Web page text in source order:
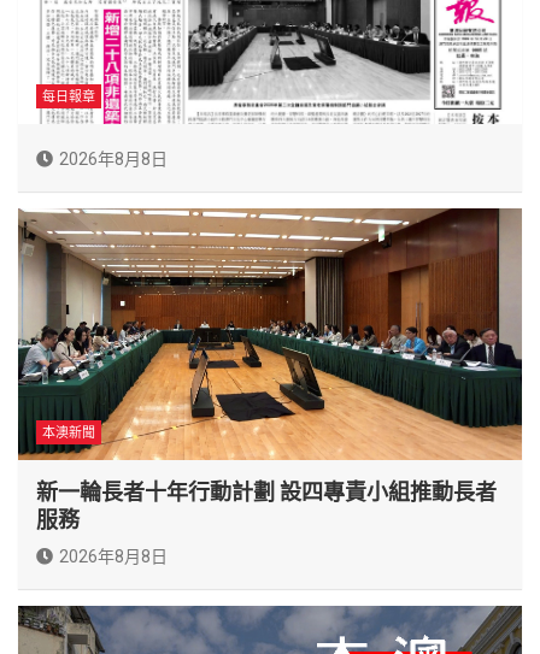
每日報章
2026年8月8日
本澳新聞
新一輪長者十年行動計劃 設四專責小組推動長者
服務
2026年8月8日